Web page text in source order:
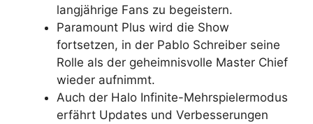
langjährige Fans zu begeistern.
Paramount Plus wird die Show
fortsetzen, in der Pablo Schreiber seine
Rolle als der geheimnisvolle Master Chief
wieder aufnimmt.
Auch der Halo Infinite-Mehrspielermodus
erfährt Updates und Verbesserungen